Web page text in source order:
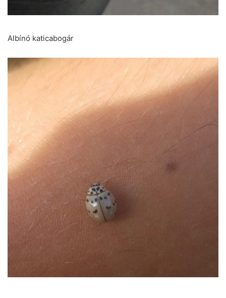
Albínó katicabogár